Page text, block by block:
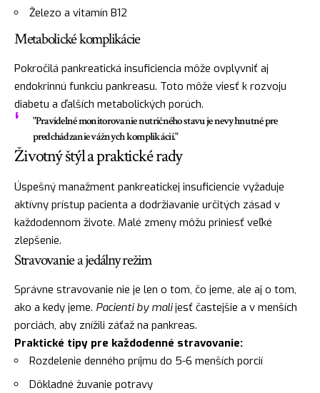
Železo a vitamín B12
Metabolické komplikácie
Pokročilá pankreatická insuficiencia môže ovplyvniť aj
endokrinnú funkciu pankreasu. Toto môže viesť k rozvoju
diabetu a ďalších metabolických porúch.
"Pravidelné monitorovanie nutričného stavu je nevyhnutné pre
predchádzanie vážnych komplikácií."
Životný štýl a praktické rady
Úspešný manažment pankreatickej insuficiencie vyžaduje
aktívny prístup pacienta a dodržiavanie určitých zásad v
každodennom živote. Malé zmeny môžu priniesť veľké
zlepšenie.
Stravovanie a jedálny režim
Správne stravovanie nie je len o tom, čo jeme, ale aj o tom,
ako a kedy jeme. Pacienti by malijesť častejšie a v menších
porciách, aby znížili záťaž na pankreas.
Praktické tipy pre každodenné stravovanie:
Rozdelenie denného príjmu do 5-6 menších porcií
Dôkladné žuvanie potravy